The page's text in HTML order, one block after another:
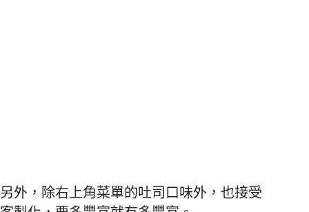
另外，除右上角菜單的吐司口味外，也接受